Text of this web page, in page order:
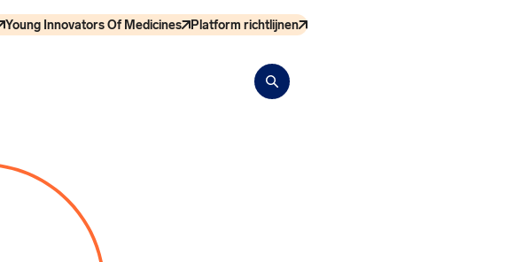
Young Innovators Of Medicines Platform richtlijnen